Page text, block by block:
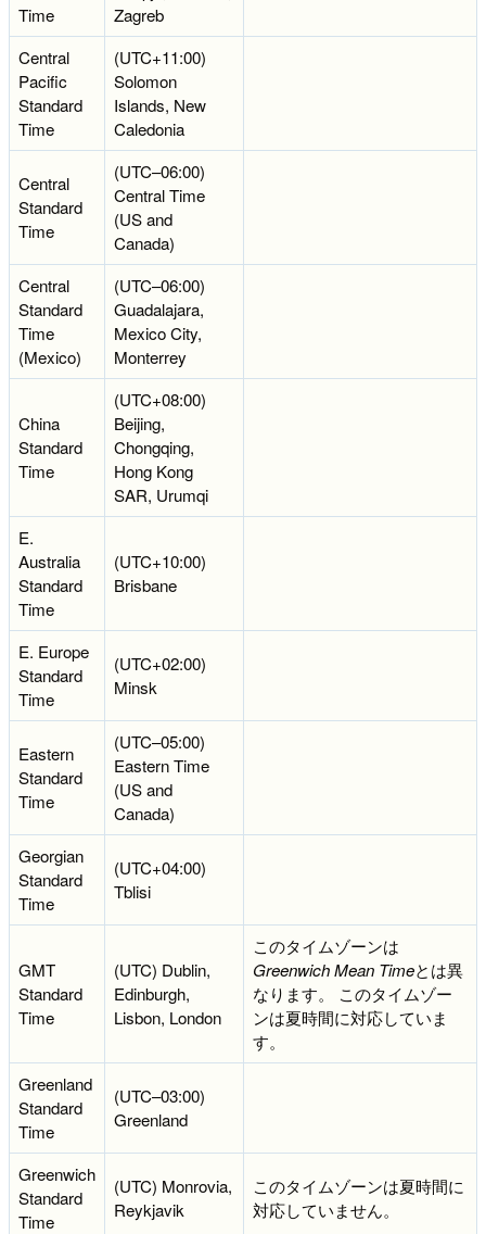
Time
Zagreb
Central
Pacific
Standard
Time
(UTC+11:00)
Solomon
Islands, New
Caledonia
Central
Standard
Time
(UTC–06:00)
Central Time
(US and
Canada)
Central
Standard
Time
(Mexico)
(UTC–06:00)
Guadalajara,
Mexico City,
Monterrey
China
Standard
Time
(UTC+08:00)
Beijing,
Chongqing,
Hong Kong
SAR, Urumqi
E.
Australia
Standard
Time
(UTC+10:00)
Brisbane
E. Europe
Standard
Time
(UTC+02:00)
Minsk
Eastern
Standard
Time
(UTC–05:00)
Eastern Time
(US and
Canada)
Georgian
Standard
Time
(UTC+04:00)
Tblisi
GMT
Standard
Time
(UTC) Dublin,
Edinburgh,
Lisbon, London
このタイムゾーンは
Greenwich Mean Timeとは異
なります。 このタイムゾー
ンは夏時間に対応していま
す。
Greenland
Standard
Time
(UTC–03:00)
Greenland
Greenwich
Standard
Time
(UTC) Monrovia,
Reykjavik
このタイムゾーンは夏時間に
対応していません。